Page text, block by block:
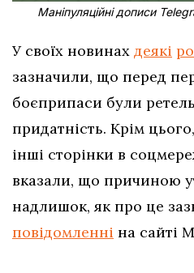
Маніпуляційні дописи
У своїх новинах деякі
зазначили, що перед
боєприпаси були
придатність. Крім
інші сторінки в
вказали, що причиною
надлишок, як про це
повідомленні на сайті